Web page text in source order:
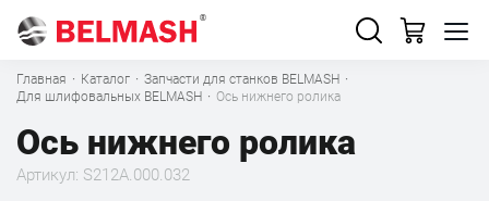
Главная · Каталог · Запчасти для станков BELMASH ·
Для шлифовальных BELMASH · Ось нижнего ролика
Ось нижнего ролика
Артикул: S212A.000.032